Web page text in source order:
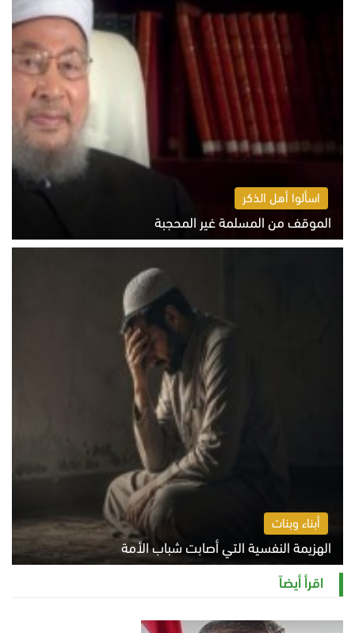
اسألوا أهل الذكر
الموقف من المسلمة غير المحجبة
الخميس 6 أغسطس 2026 10:45 ص
أبناء وبنات
الهزيمة النفسية التي أصابت شباب الأمة
الخميس 6 أغسطس 2026 11:12 ص
اقرأ أيضاً